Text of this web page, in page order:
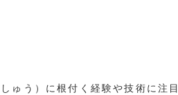
ゅう）に根付く経験や技術に注目